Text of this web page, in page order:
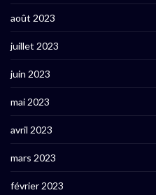
août 2023
juillet 2023
juin 2023
mai 2023
avril 2023
mars 2023
février 2023